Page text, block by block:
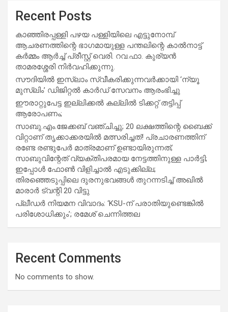
Recent Posts
കാഞ്ഞിരപ്പള്ളി പഴയ പള്ളിയിലെ എട്ടുനോമ്പ്
ആചരണത്തിന്റെ ഭാഗമായുള്ള പന്തലിന്റെ കാൽനാട്ട്
കർമ്മം ആർച്ച് പ്രീസ്റ്റ് വെരി. റവ.ഫാ. കുര്യൻ
താമരശ്ശേരി നിർവഹിക്കുന്നു.
സൗദിയില്‍ ഇസ്‌ലാം സ്വീകരിക്കുന്നവര്‍ക്കായി ‘ന്യൂ
മുസ്ലിം’ ഡിജിറ്റല്‍ കാര്‍ഡ് സേവനം ആരംഭിച്ചു
ഈരാറ്റുപേട്ട ഇല്ലിക്കൽ കല്ലിൽ ടിക്കറ്റ് തട്ടിപ്പ്
ആരോപണം;
സാബു.എം.ജേക്കബ് വഞ്ചിച്ചു; 20 ലക്ഷത്തിന്റെ ബൈക്ക്
വിറ്റാണ് തൃക്കാക്കരയില്‍ മത്സരിച്ചത്! പ്രചാരണത്തിന്
രണ്ടേ രണ്ടുപേര്‍ മാത്രമാണ് ഉണ്ടായിരുന്നത്;
സാബുവിന്റേത് വ്യക്തിപരമായ നേട്ടത്തിനുള്ള പാര്‍ട്ടി;
ഇപ്പോള്‍ ഫോണ്‍ വിളിച്ചാല്‍ എടുക്കില്ല;
തിരഞ്ഞെടുപ്പിലെ ദുരനുഭവങ്ങള്‍ തുറന്നടിച്ച് അഖില്‍
മാരാര്‍ ട്വന്റി 20 വിട്ടു
പ്ലീഡർ നിയമന വിവാദം: ‘KSU-ന് പരാതിയുണ്ടെങ്കിൽ
പരിശോധിക്കും’; രമേശ് ചെന്നിത്തല
Recent Comments
No comments to show.